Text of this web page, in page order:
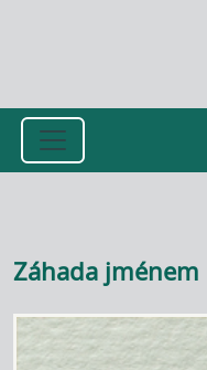
Přejít k hlavnímu obsahu
Záhada jménem